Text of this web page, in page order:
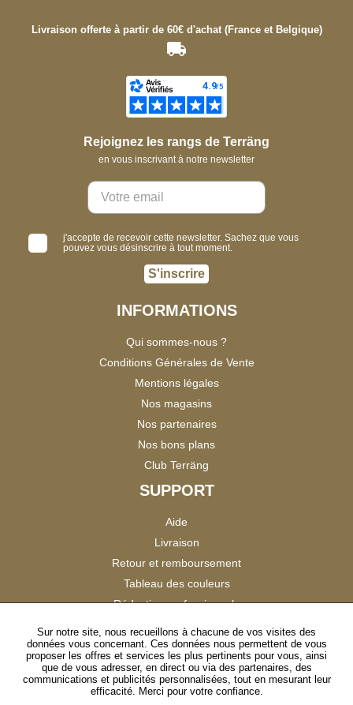
Livraison offerte à partir de 60€ d'achat (France et Belgique)
Rejoignez les rangs de Terräng
en vous inscrivant à notre newsletter
j'accepte de recevoir cette newsletter. Sachez que vous
pouvez vous désinscrire à tout moment.
S'inscrire
INFORMATIONS
Qui sommes-nous ?
Conditions Générales de Vente
Mentions légales
Nos magasins
Nos partenaires
Nos bons plans
Club Terräng
SUPPORT
Aide
Livraison
Retour et remboursement
Tableau des couleurs
Réduction professionnels
Catalogues
Satisfaction Clients
SUIVEZ-NOUS
Sur notre site, nous recueillons à chacune de vos visites des
données vous concernant. Ces données nous permettent de vous
proposer les offres et services les plus pertinents pour vous, ainsi
que de vous adresser, en direct ou via des partenaires, des
communications et publicités personnalisées, tout en mesurant leur
efficacité. Merci pour votre confiance.